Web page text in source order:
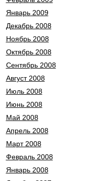
Январь 2009
Декабрь 2008
Ноябрь 2008
Октябрь 2008
Сентябрь 2008
Август 2008
Июль 2008
Июнь 2008
Май 2008
Апрель 2008
Март 2008
Февраль 2008
Январь 2008